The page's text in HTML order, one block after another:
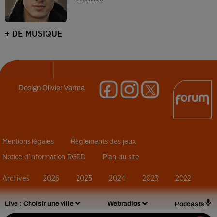
Live : Choisir une ville Webradios Podcasts
+ DE MUSIQUE
DesignOlivier Varma
Mentions légales Règlements des jeux
Notice d’information RGPD Plan du site
Archives 2026 2025 2024 2023 2022